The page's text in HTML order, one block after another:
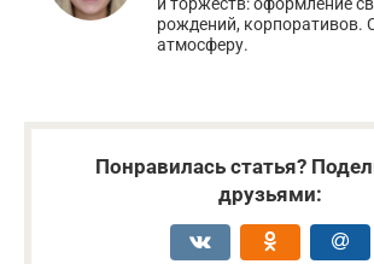
рождений, корпоративов.
атмосферу.
Понравилась статья?
друзьями: